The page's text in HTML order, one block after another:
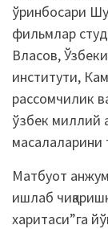
ўринбосари
фильмлар
Власов,
институти,
рассомчилик
ўзбек миллий
масалаларини
Матбуот
ишлаб
харитаси”га